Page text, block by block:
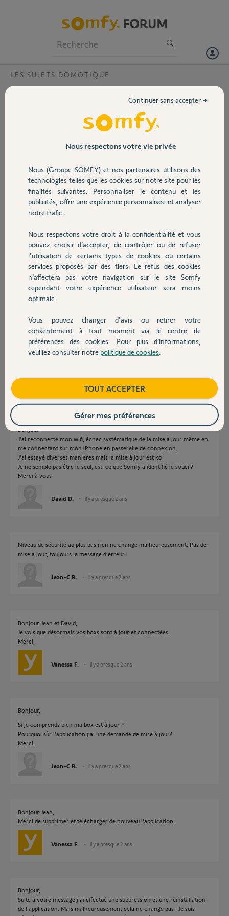
Volet
Sécurité
Domotique
Chauffage
Autres produits
Devis avec un pro
Contact
LES SUJETS DOMOTIQUE
Mise a jours impossible après de
Bonjour,
Après de nombreuses tentatives l'application
me demande de mettre a jour la Tahoma, mais a
s'affiche. Ma Tahoma est bien connecter et en
fonction , le système fonctionne parfaitement
mais la mise à jours met impossible. Dès
l'ouverture de l'application une demande de
Merci,
Jean-C R.
il y a presque 2 ans
Réponses
Bonjour Jean-C R
Bonjour
J’ai reconnecté mon wifi, échec systématique de la mise à jour même en
me connectant sur mon iPhone en passerelle de connexion.
J’ai essayé diverses manières mais la mise à jour est ko.
Je ne semble pas être le seul, est-ce que Somfy a identifié le souci ?
Merci à vous
David D. il y a presque 2 ans
Niveau de sécurité au plus bas rien ne change malheureusement. Pas de
mise à jour, toujours le message d’erreur.
Jean-C R. il y a presque 2 ans
Bonjour Jean et David,
Je vois que désormais vos boxs sont à jour et connectées.
Merci,
Vanessa F. il y a presque 2 ans
Bonjour,
Si je comprends bien ma box est à jour ?
Pourquoi sûr l’application j’ai une demande de mise à jour?
Merci.
Jean-C R. il y a presque 2 ans
Bonjour Jean,
Merci de supprimer et télécharger de nouveau l'application.
Vanessa F. il y a presque 2 ans
Bonjour,
Suite à votre message j’ai effectué une suppression et une réinstallation
de l’application. Mais malheureusement cela ne change pas . Je suis
Nous respectons votre vie privée
Nous (Groupe SOMFY) et nos partenaires utilisons des
technologies telles que les cookies sur notre site pour les
finalités suivantes: Personnaliser le contenu et les
publicités, offrir une expérience personnalisée et analyser
notre trafic.
Nous respectons votre droit à la confidentialité et vous
pouvez choisir d’accepter, de contrôler ou de refuser
l'utilisation de certains types de cookies ou certains
services proposés par des tiers. Le refus des cookies
n’affectera pas votre navigation sur le site Somfy
cependant votre expérience utilisateur sera moins
optimale.
Vous pouvez changer d'avis ou retirer votre
consentement à tout moment via le centre de
préférences des cookies. Pour plus d’informations,
veuillez consulter notre politique de cookies
Continuer sans accepter →
TOUT ACCEPTER
Gérer mes préférences